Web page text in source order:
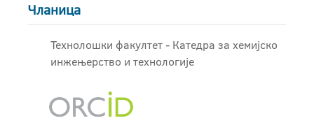
Чланица
Технолошки факултет - Катедра за хемијско
инжењерство и технологије